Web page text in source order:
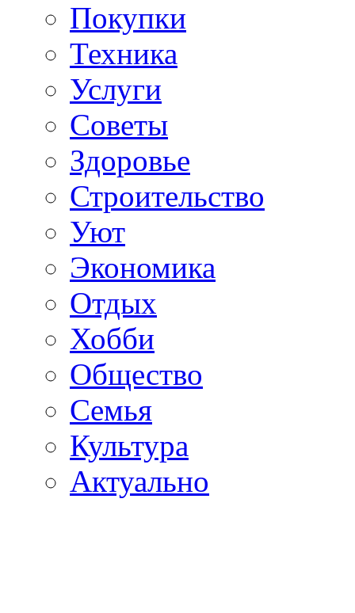
Покупки
Техника
Услуги
Советы
Здоровье
Строительство
Уют
Экономика
Отдых
Хобби
Общество
Семья
Культура
Актуально